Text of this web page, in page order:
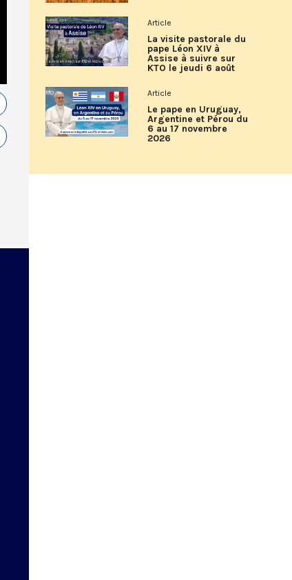
Article
La visite pastorale du
pape Léon XIV à
Assise à suivre sur
KTO le jeudi 6 août
Article
Le pape en Uruguay,
Argentine et Pérou du
6 au 17 novembre
2026